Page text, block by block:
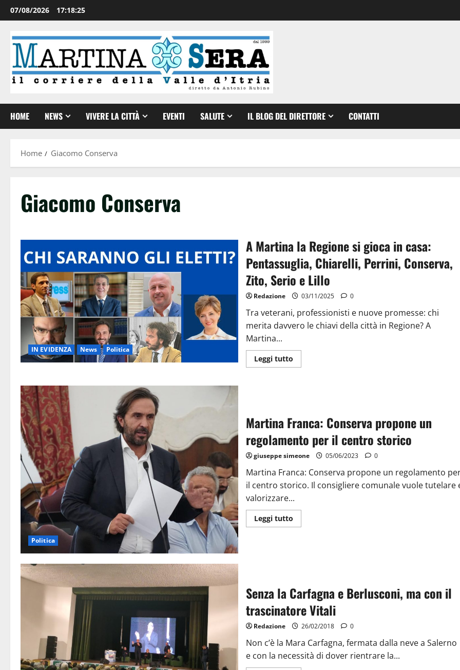
07/08/2026 17:18:26
HOME NEWS VIVERE LA CITTÀ EVENTI SALUTE IL BLOG DEL DIRETTORE CONTATTI
Home Giacomo Conserva
Giacomo Conserva
IN EVIDENZA News Politica
A Martina la Regione si gioca in casa:
Pentassuglia, Chiarelli, Perrini, Conserva,
Zito, Serio e Lillo
Redazione 03/11/2025 0
Tra veterani, professionisti e nuove promesse: chi
merita davvero le chiavi della città in Regione? A
Martina...
Leggi tutto
Politica
Martina Franca: Conserva propone un
regolamento per il centro storico
giuseppe simeone 05/06/2023 0
Martina Franca: Conserva propone un regolamento
il centro storico. Il consigliere comunale vuole tutelare
valorizzare...
Leggi tutto
Senza la Carfagna e Berlusconi, ma con il
trascinatore Vitali
Redazione 26/02/2018 0
Non c’è la Mara Carfagna, fermata dalla neve a Salerno
e con la necessità di dover rientrare la...